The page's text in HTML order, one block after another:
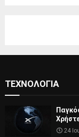
ΤΕΧΝΟΛΟΓΊΑ
24